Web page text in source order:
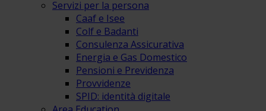
Servizi per la persona
Caaf e Isee
Colf e Badanti
Consulenza Assicurativa
Energia e Gas Domestico
Pensioni e Previdenza
Provvidenze
SPID: identità digitale